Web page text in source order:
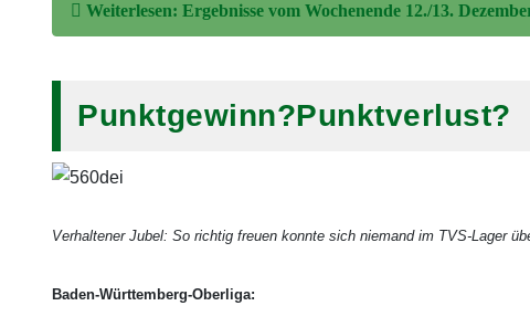
Weiterlesen: Ergebnisse vom Wochenende 12./13.
Punktgewinn?Punktverlust?
Verhaltener Jubel: So richtig freuen konnte sich niemand im TVS-Lager
Baden-Württemberg-Oberliga: